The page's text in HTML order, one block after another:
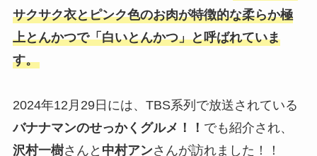
サクサク衣とピンク色のお肉が特徴的な柔らか極
上とんかつで「白いとんかつ」と呼ばれていま
す。
2024年12月29日には、TBS系列で放送されている
バナナマンのせっかくグルメ！！ でも紹介され、
沢村一樹さんと 中村アンさんが訪れました！！